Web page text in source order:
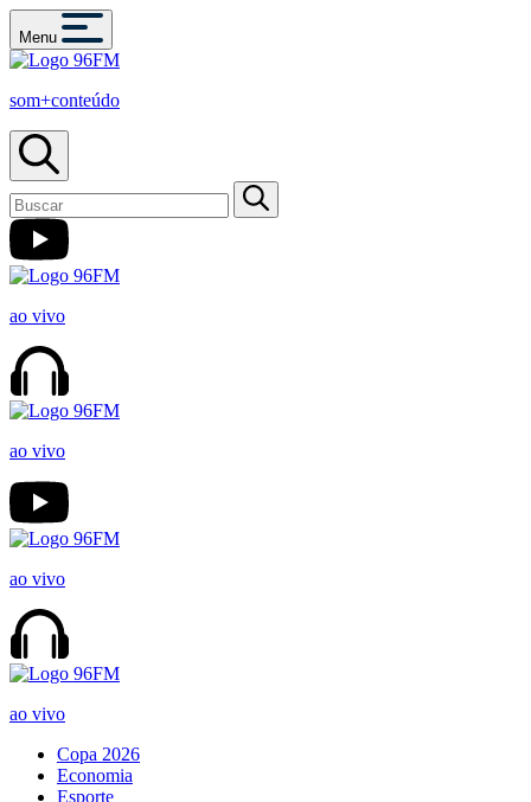
Menu
som+conteúdo
ao vivo
ao vivo
ao vivo
ao vivo
Copa 2026
Economia
Esporte